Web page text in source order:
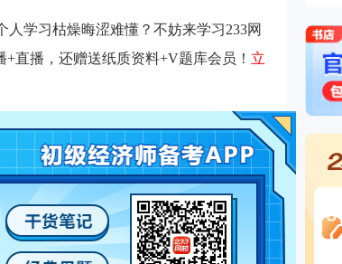
学习枯燥晦涩难懂？不妨来学习233网
直播，还赠送纸质资料+V题库会员！ 立